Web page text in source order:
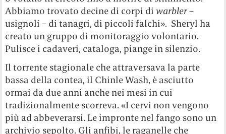
Abbiamo trovato decine di corpi di warbler–
usignoli – di tanagri, di piccoli falchi». Sheryl ha
creato un gruppo di monitoraggio volontario.
Pulisce i cadaveri, cataloga, piange in silenzio.
Il torrente stagionale che attraversava la parte
bassa della contea, il Chinle Wash, è asciutto
ormai da due anni anche nei mesi in cui
tradizionalmente scorreva. «I cervi non vengono
più ad abbeverarsi. Le impronte nel fango sono un
archivio sepolto. Gli anfibi, le raganelle che